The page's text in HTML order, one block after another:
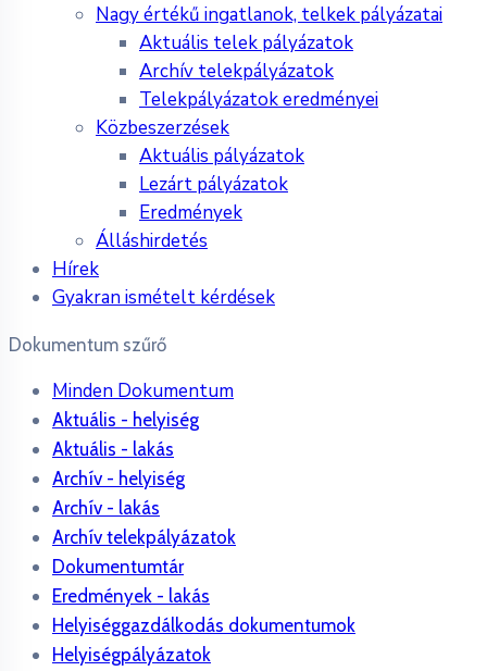
Nagy értékű ingatlanok, telkek pályázatai
Aktuális telek pályázatok
Archív telekpályázatok
Telekpályázatok eredményei
Közbeszerzések
Aktuális pályázatok
Lezárt pályázatok
Eredmények
Álláshirdetés
Hírek
Gyakran ismételt kérdések
Dokumentum szűrő
Minden Dokumentum
Aktuális - helyiség
Aktuális - lakás
Archív - helyiség
Archív - lakás
Archív telekpályázatok
Dokumentumtár
Eredmények - lakás
Helyiséggazdálkodás dokumentumok
Helyiségpályázatok